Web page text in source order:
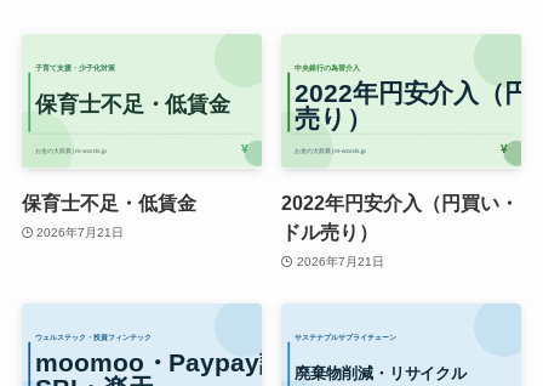
保育士不足・低賃金
2026年7月21日
2022年円安介入（円買い・
ドル売り）
2026年7月21日